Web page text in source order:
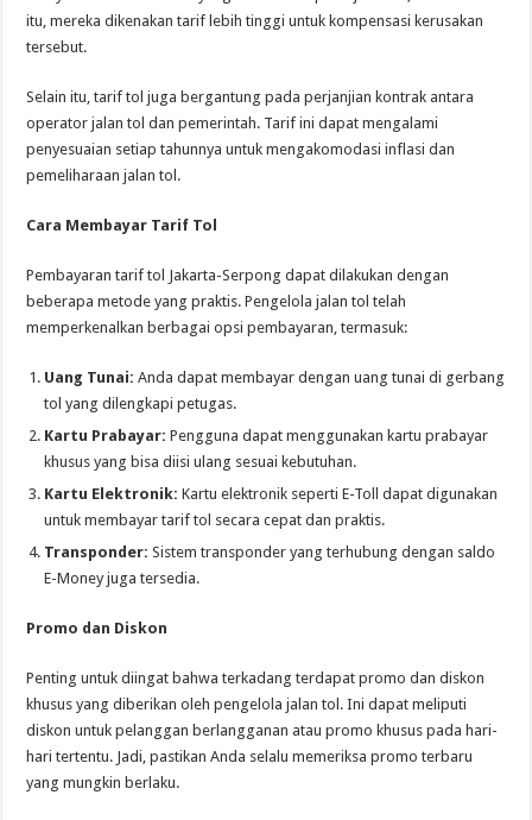
itu, mereka dikenakan tarif lebih tinggi untuk kompensasi kerusakan
tersebut.
Selain itu, tarif tol juga bergantung pada perjanjian kontrak antara
operator jalan tol dan pemerintah. Tarif ini dapat mengalami
penyesuaian setiap tahunnya untuk mengakomodasi inflasi dan
pemeliharaan jalan tol.
Cara Membayar Tarif Tol
Pembayaran tarif tol Jakarta-Serpong dapat dilakukan dengan
beberapa metode yang praktis. Pengelola jalan tol telah
memperkenalkan berbagai opsi pembayaran, termasuk:
Uang Tunai: Anda dapat membayar dengan uang tunai di gerbang
tol yang dilengkapi petugas.
Kartu Prabayar: Pengguna dapat menggunakan kartu prabayar
khusus yang bisa diisi ulang sesuai kebutuhan.
Kartu Elektronik: Kartu elektronik seperti E-Toll dapat digunakan
untuk membayar tarif tol secara cepat dan praktis.
Transponder: Sistem transponder yang terhubung dengan saldo
E-Money juga tersedia.
Promo dan Diskon
Penting untuk diingat bahwa terkadang terdapat promo dan diskon
khusus yang diberikan oleh pengelola jalan tol. Ini dapat meliputi
diskon untuk pelanggan berlangganan atau promo khusus pada hari-
hari tertentu. Jadi, pastikan Anda selalu memeriksa promo terbaru
yang mungkin berlaku.